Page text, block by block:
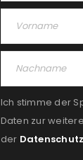
Ich stimme der
Daten zur
der